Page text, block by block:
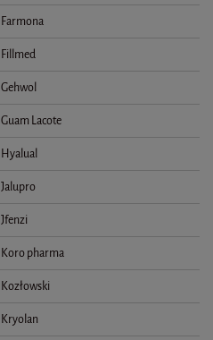
Farmona
Fillmed
Gehwol
Guam Lacote
Hyalual
Jalupro
Jfenzi
Koro pharma
Kozłowski
Kryolan